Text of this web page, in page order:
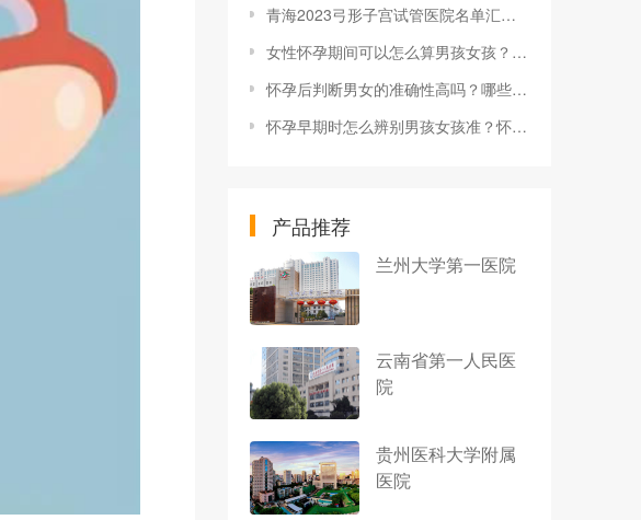
青海2023弓形子宫试管医院名单汇总，附试管助孕条件要求
女性怀孕期间可以怎么算男孩女孩？多久能看？
怀孕后判断男女的准确性高吗？哪些方法可以判断宝宝性别？
怀孕早期时怎么辨别男孩女孩准？怀男女有什么征兆？
产品推荐
兰州大学第一医院
云南省第一人民医
院
贵州医科大学附属
医院